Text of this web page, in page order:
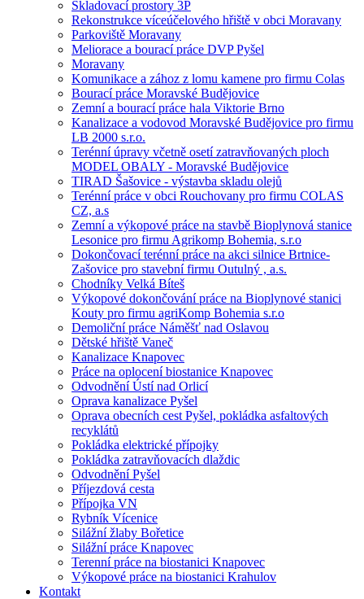
Skladovací prostory 3P
Rekonstrukce víceúčelového hřiště v obci Moravany
Parkoviště Moravany
Meliorace a bourací práce DVP Pyšel
Moravany
Komunikace a zához z lomu kamene pro firmu Colas
Bourací práce Moravské Budějovice
Zemní a bourací práce hala Viktorie Brno
Kanalizace a vodovod Moravské Budějovice pro firmu
LB 2000 s.r.o.
Terénní úpravy včetně osetí zatravňovaných ploch
MODEL OBALY - Moravské Budějovice
TIRAD Šašovice - výstavba skladu olejů
Terénní práce v obci Rouchovany pro firmu COLAS
CZ, a.s
Zemní a výkopové práce na stavbě Bioplynová stanice
Lesonice pro firmu Agrikomp Bohemia, s.r.o
Dokončovací terénní práce na akci silnice Brtnice-
Zašovice pro stavební firmu Outulný , a.s.
Chodníky Velká Bíteš
Výkopové dokončování práce na Bioplynové stanici
Kouty pro firmu agriKomp Bohemia s.r.o
Demoliční práce Náměšť nad Oslavou
Dětské hřiště Vaneč
Kanalizace Knapovec
Práce na oplocení biostanice Knapovec
Odvodnění Ústí nad Orlicí
Oprava kanalizace Pyšel
Oprava obecních cest Pyšel, pokládka asfaltových
recyklátů
Pokládka elektrické přípojky
Pokládka zatravňovacích dlaždic
Odvodnění Pyšel
Příjezdová cesta
Přípojka VN
Rybník Vícenice
Silážní žlaby Bořetice
Silážní práce Knapovec
Terenní práce na biostanici Knapovec
Výkopové práce na biostanici Krahulov
Kontakt